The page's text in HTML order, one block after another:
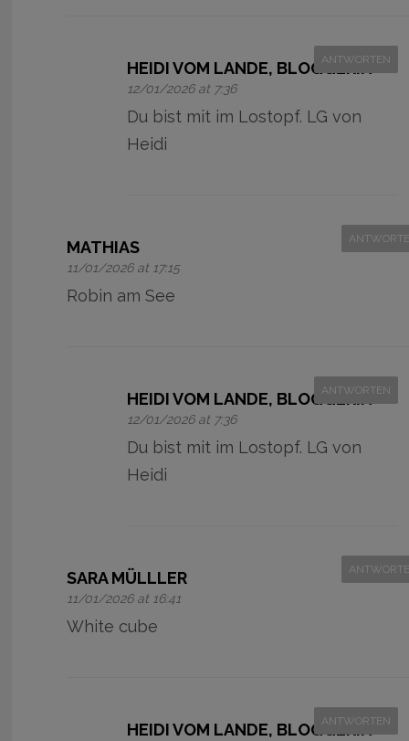
HEIDI VOM LANDE, BLOGGERIN
12/01/2026 at 7:36
ANTWORTEN
Du bist mit im Lostopf. LG von
Heidi
MATHIAS
11/01/2026 at 17:15
Robin am See
HEIDI VOM LANDE, BLOGGERIN
12/01/2026 at 7:36
ANTWORTEN
Du bist mit im Lostopf. LG von
Heidi
SARA MÜLLLER
11/01/2026 at 16:41
White cube
HEIDI VOM LANDE, BLOGGERIN
ANTWORTEN